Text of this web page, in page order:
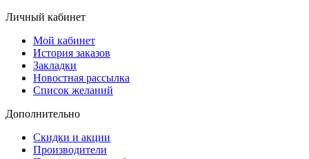
Личный кабинет
Мой кабинет
История заказов
Закладки
Новостная рассылка
Список желаний
Дополнительно
Скидки и акции
Производители